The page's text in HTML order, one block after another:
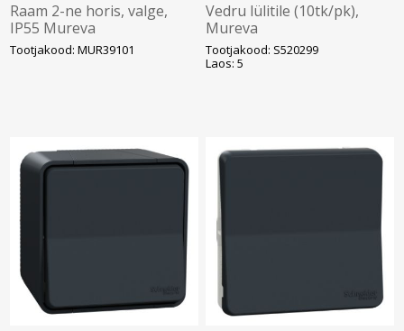
Raam 2-ne horis, valge,
IP55 Mureva
Tootjakood: MUR39101
Vedru lülitile (10tk/pk),
Mureva
Tootjakood: S520299
Laos: 5